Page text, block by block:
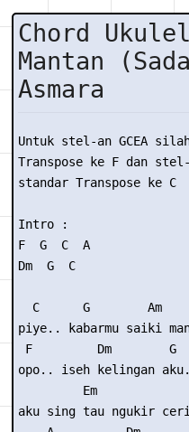
Chord
Mantan
Asmara
Untuk stel-an GCEA
Transpose ke F dan
standar Transpose ke C
Intro :
F  G  C  A
Dm  G  C
  C      G        Am
piye.. kabarmu saiki
F         Dm        G
opo.. iseh kelingan
         Em
aku sing tau ngukir